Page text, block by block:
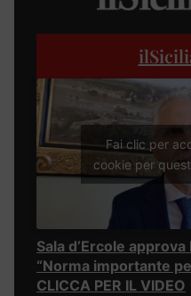
Fai clic per
cookie per
Sala d’Ercole
“Norma importante
CLICCA PER IL VIDEO